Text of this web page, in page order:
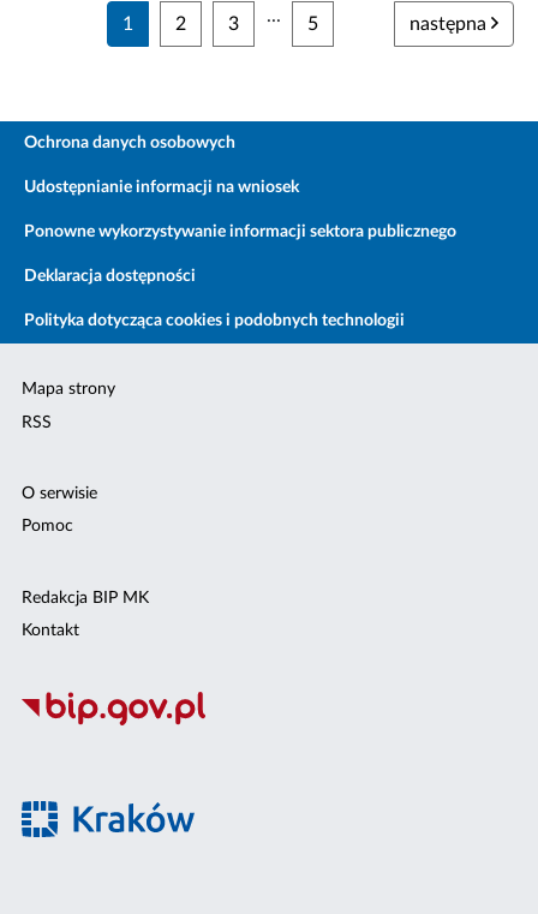
1 2 3 ... 5 następna
Ochrona danych osobowych
Udostępnianie informacji na wniosek
Ponowne wykorzystywanie informacji sektora publicznego
Deklaracja dostępności
Polityka dotycząca cookies i podobnych technologii
Mapa strony
RSS
O serwisie
Pomoc
Redakcja BIP MK
Kontakt